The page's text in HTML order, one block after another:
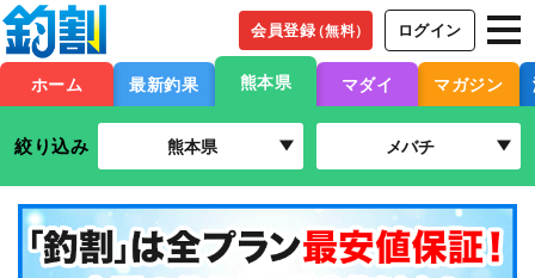
会員登録（無料） ログイン
ホーム 最新釣果 熊本県 マダイ マガジン
絞り込み 熊本県 メバチ